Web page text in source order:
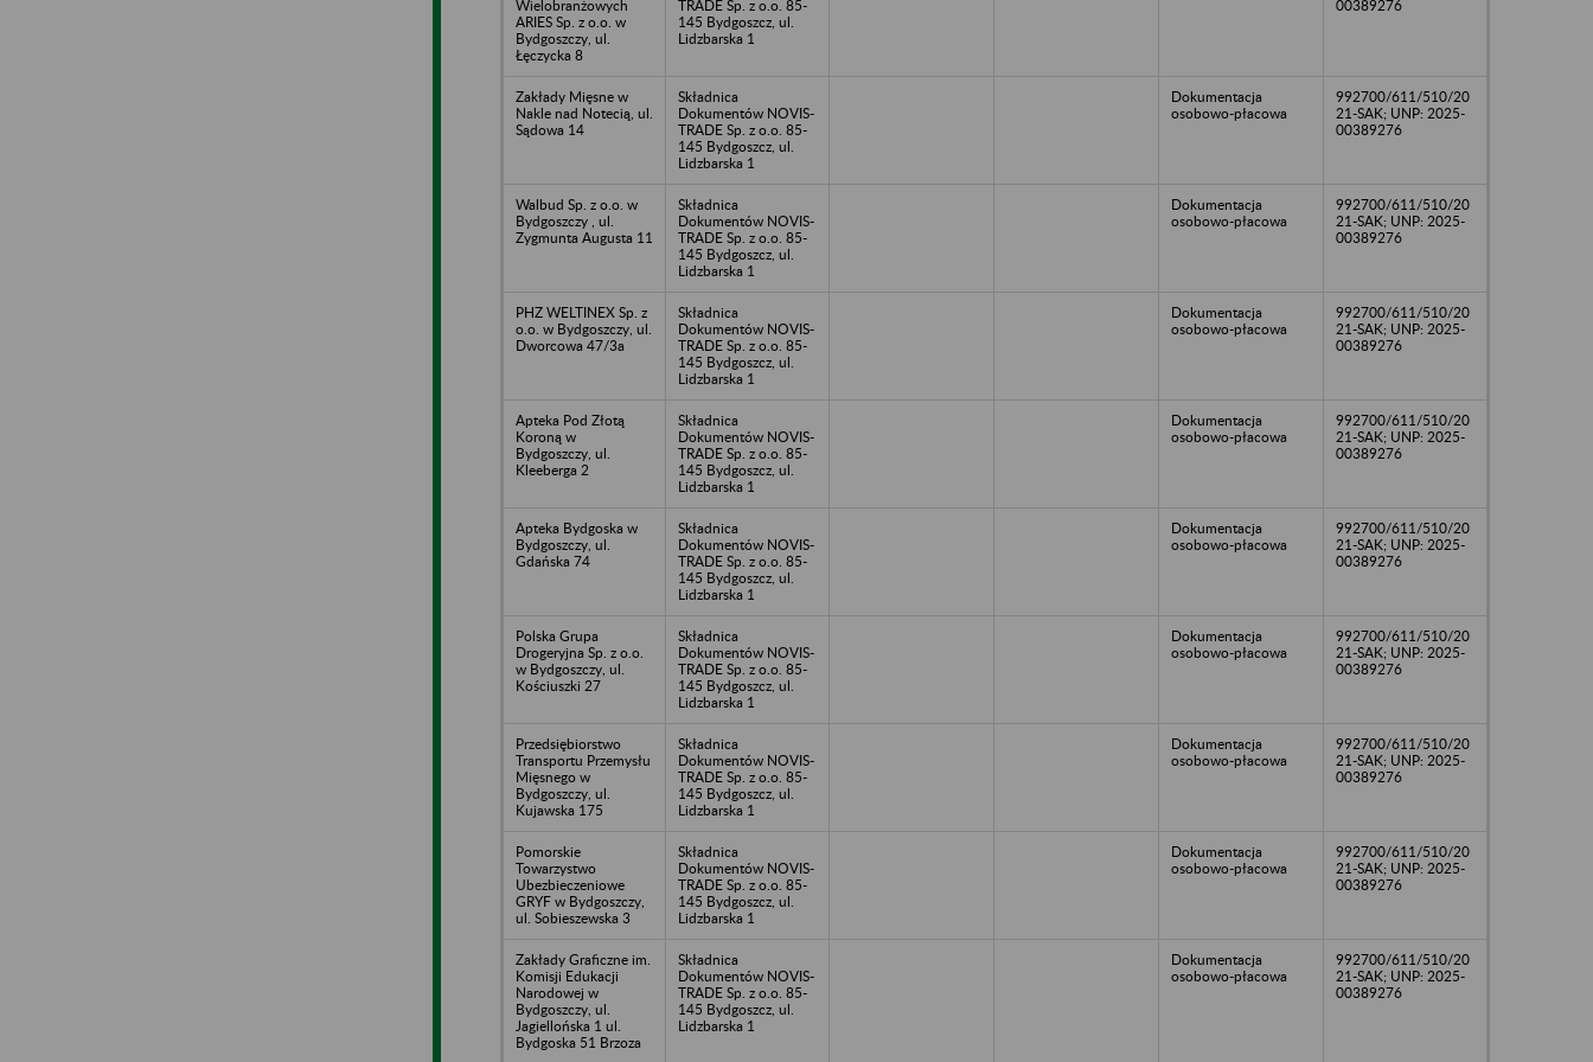
Wielobranżowych
ARIES Sp. z o.o. w
Bydgoszczy, ul.
Łęczycka 8
TRADE Sp. z o.o. 85-
145 Bydgoszcz, ul.
Lidzbarska 1
00389276
Zakłady Mięsne w
Nakle nad Notecią, ul.
Sądowa 14
Składnica
Dokumentów NOVIS-
TRADE Sp. z o.o. 85-
145 Bydgoszcz, ul.
Lidzbarska 1
Dokumentacja
osobowo-płacowa
992700/611/510/20
21-SAK; UNP: 2025-
00389276
Walbud Sp. z o.o. w
Bydgoszczy , ul.
Zygmunta Augusta 11
Składnica
Dokumentów NOVIS-
TRADE Sp. z o.o. 85-
145 Bydgoszcz, ul.
Lidzbarska 1
Dokumentacja
osobowo-płacowa
992700/611/510/20
21-SAK; UNP: 2025-
00389276
PHZ WELTINEX Sp. z
o.o. w Bydgoszczy, ul.
Dworcowa 47/3a
Składnica
Dokumentów NOVIS-
TRADE Sp. z o.o. 85-
145 Bydgoszcz, ul.
Lidzbarska 1
Dokumentacja
osobowo-płacowa
992700/611/510/20
21-SAK; UNP: 2025-
00389276
Apteka Pod Złotą
Koroną w
Bydgoszczy, ul.
Kleeberga 2
Składnica
Dokumentów NOVIS-
TRADE Sp. z o.o. 85-
145 Bydgoszcz, ul.
Lidzbarska 1
Dokumentacja
osobowo-płacowa
992700/611/510/20
21-SAK; UNP: 2025-
00389276
Apteka Bydgoska w
Bydgoszczy, ul.
Gdańska 74
Składnica
Dokumentów NOVIS-
TRADE Sp. z o.o. 85-
145 Bydgoszcz, ul.
Lidzbarska 1
Dokumentacja
osobowo-płacowa
992700/611/510/20
21-SAK; UNP: 2025-
00389276
Polska Grupa
Drogeryjna Sp. z o.o.
w Bydgoszczy, ul.
Kościuszki 27
Składnica
Dokumentów NOVIS-
TRADE Sp. z o.o. 85-
145 Bydgoszcz, ul.
Lidzbarska 1
Dokumentacja
osobowo-płacowa
992700/611/510/20
21-SAK; UNP: 2025-
00389276
Przedsiębiorstwo
Transportu Przemysłu
Mięsnego w
Bydgoszczy, ul.
Kujawska 175
Składnica
Dokumentów NOVIS-
TRADE Sp. z o.o. 85-
145 Bydgoszcz, ul.
Lidzbarska 1
Dokumentacja
osobowo-płacowa
992700/611/510/20
21-SAK; UNP: 2025-
00389276
Pomorskie
Towarzystwo
Ubezbieczeniowe
GRYF w Bydgoszczy,
ul. Sobieszewska 3
Składnica
Dokumentów NOVIS-
TRADE Sp. z o.o. 85-
145 Bydgoszcz, ul.
Lidzbarska 1
Dokumentacja
osobowo-płacowa
992700/611/510/20
21-SAK; UNP: 2025-
00389276
Zakłady Graficzne im.
Komisji Edukacji
Narodowej w
Bydgoszczy, ul.
Jagiellońska 1 ul.
Bydgoska 51 Brzoza
Składnica
Dokumentów NOVIS-
TRADE Sp. z o.o. 85-
145 Bydgoszcz, ul.
Lidzbarska 1
Dokumentacja
osobowo-płacowa
992700/611/510/20
21-SAK; UNP: 2025-
00389276